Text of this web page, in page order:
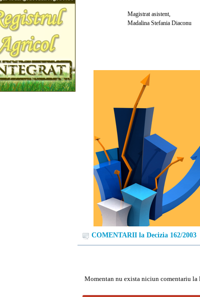
Magistrat asistent,
Madalina Stefania Diaconu
COMENTARII la Decizia 162/2003
Momentan nu exista niciun comentariu la